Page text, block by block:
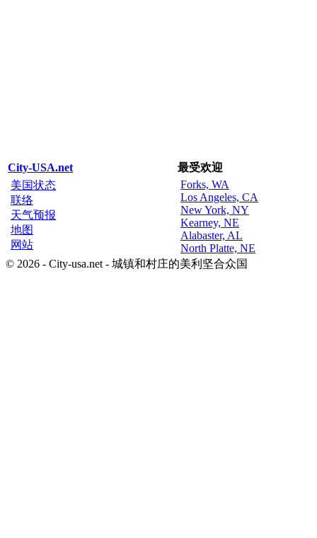
City-USA.net
最受欢迎
美国状态
联络
天气预报
地图
网站
Forks, WA
Los Angeles, CA
New York, NY
Kearney, NE
Alabaster, AL
North Platte, NE
© 2026 - City-usa.net - 城镇和村庄的美利坚合众国